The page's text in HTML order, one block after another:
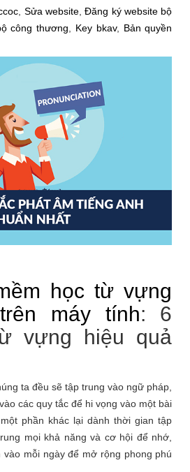
, Sửa website,Đăng ký website bộ
công thương, Key bkav, Bản quyền
học từ vựng
máy tính: 6
vựng hiệu quả
ta đều sẽ tập trung vào ngữ pháp,
các quy tắc để hi vọng vào một bài
phần khác lại dành thời gian tập
mọi khả năng và cơ hội để nhớ,
mỗi ngày để mở rộng phong phú